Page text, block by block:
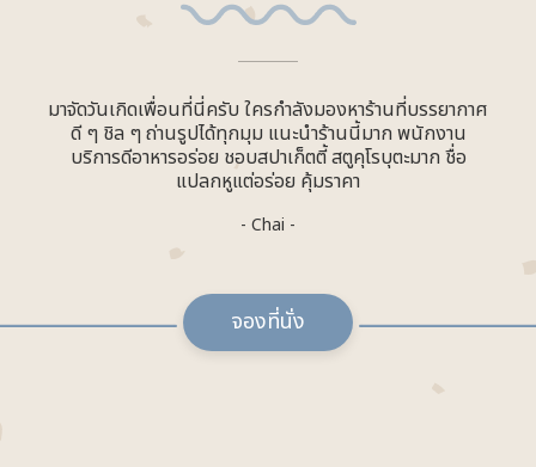
มาจัดวันเกิดเพื่อนที่นี่ครับ ใครกำลังมองหาร้านที่บรรยากาศ
ดี ๆ ชิล ๆ ถ่านรูปได้ทุกมุม แนะนำร้านนี้มาก พนักงาน
บริการดีอาหารอร่อย ชอบสปาเก็ตตี้ สตูคุโรบุตะมาก ชื่อ
แปลกหูแต่อร่อย คุ้มราคา
- Chai -
จองที่นั่ง